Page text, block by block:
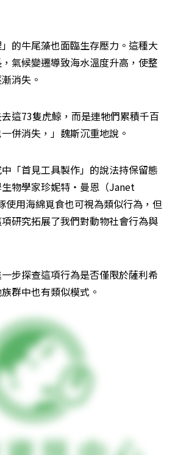
的牛尾藻也面臨生存壓力。這種大
氣候變遷導致海水溫度升高，使整
消失。
去這73隻虎鯨，而是連牠們累積千百
併消失，」魏斯沉重地說。
「首見工具製作」的說法持保留態
物學家珍妮特・曼恩（Janet
使用海綿覓食也可視為類似行為，但
研究拓展了我們對動物社會行為與
步探查這項行為是否僅限於薩利希
群中也有類似模式。